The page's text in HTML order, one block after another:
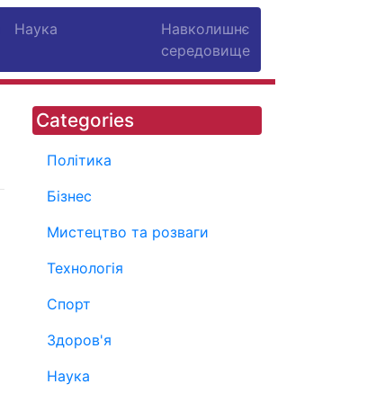
Наука
Навколишнє
середовище
Categories
Політика
Бізнес
Мистецтво та розваги
Технологія
Спорт
Здоров'я
Наука